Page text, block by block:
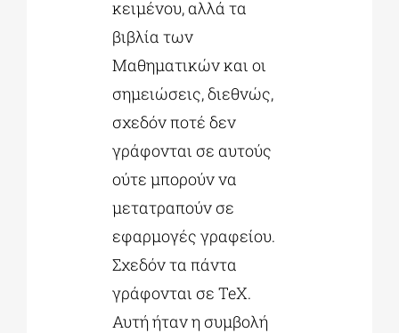
κειμένου, αλλά τα
βιβλία των
Μαθηματικών και οι
σημειώσεις, διεθνώς,
σχεδόν ποτέ δεν
γράφονται σε αυτούς
ούτε μπορούν να
μετατραπούν σε
εφαρμογές γραφείου.
Σχεδόν τα πάντα
γράφονται σε TeX.
Αυτή ήταν η συμβολή